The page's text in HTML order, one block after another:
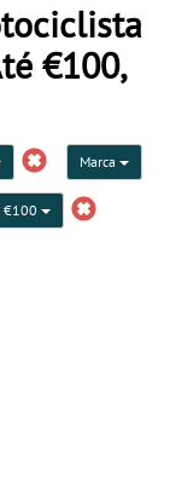
€100,
Marca
€100